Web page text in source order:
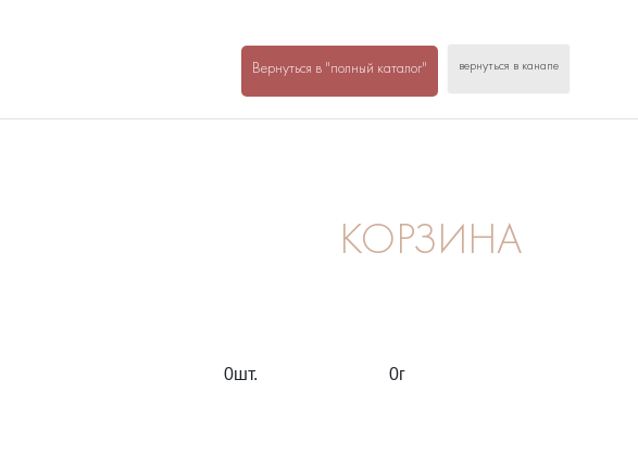
Вернуться в "полный каталог" вернуться в канапе
КОРЗИНА
0шт. 0г